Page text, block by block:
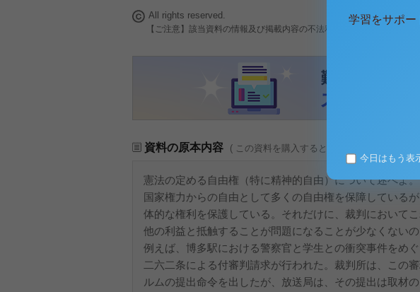
All rights reserved.
【ご注意】該当資料の情報及び掲載内容の不法利用、無断転載・配布は
資料の原本内容 ( この資料を購入すると、テキストデータがみ
憲法の定める自由権（特に精神的自由）について述べよ。
国家権力からの自由として多くの自由権を保障している
体的な権利を保護している。それだけに、裁判において
他の利益と抵触することが問題になることが少なくないの
例えば、博多駅における警察官と学生との衝突事件をめ
二六二条による付審判請求が行われた。裁判所は、この
ルムの提出命令を出したが、放送局は、その提出は取材
学習をサポー
今日はもう表